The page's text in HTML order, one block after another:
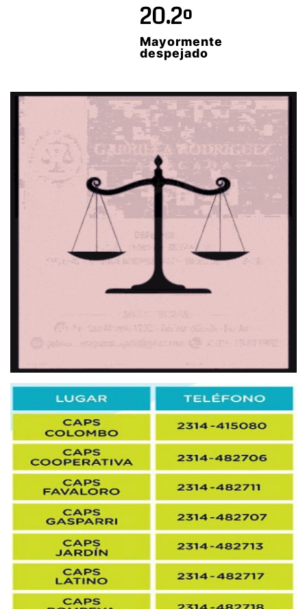
20.2º
Mayormente
despejado